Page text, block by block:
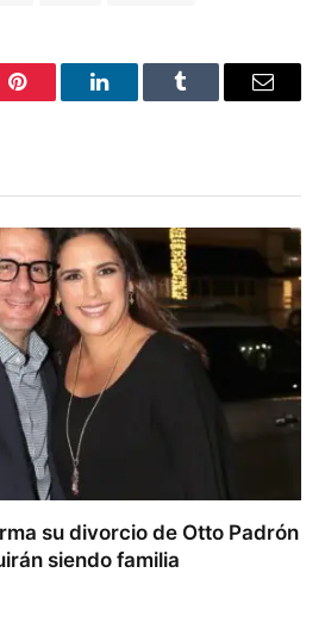
Pinterest LinkedInTumblr Email
su divorcio de Otto Padrón
siendo familia